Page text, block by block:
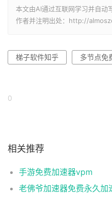
本文由AI通过互联网学习并自动
作者并注明出处：http://
梯子软件知乎 多节点免
0
相关推荐
手游免费加速器vpm
老佛爷加速器免费永久加